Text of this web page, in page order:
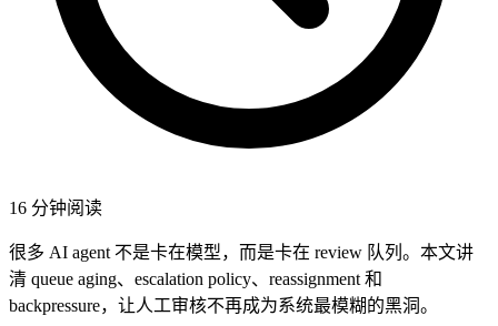
16 分钟阅读
很多 AI agent 不是卡在模型，而是卡在 review 队列。本文讲
清 queue aging、escalation policy、reassignment 和
backpressure，让人工审核不再成为系统最模糊的黑洞。